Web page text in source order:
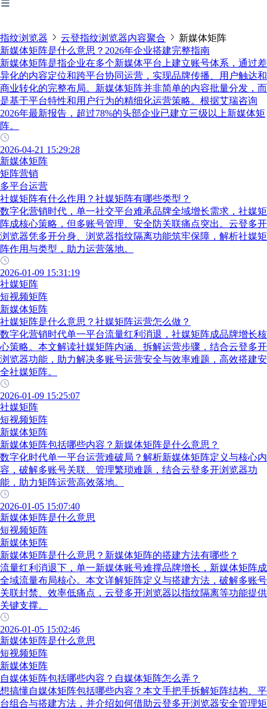
指纹浏览器 云登指纹浏览器内容聚合
新媒体矩阵
新媒体矩阵是什么意思？2026年企业搭建完整指南
新媒体矩阵是指企业在多个新媒体平台上建立账号体系，通过差
异化的内容定位和跨平台协同运营，实现品牌传播、用户触达和
商业转化的完整布局。新媒体矩阵并非简单的内容批量分发，而
是基于平台特性和用户行为的精细化运营策略。根据艾瑞咨询
2026年最新报告，超过78%的头部企业已建立三级以上新媒体矩
阵。
2026-04-21 15:29:28
新媒体矩阵
矩阵营销
多平台运营
社媒矩阵有什么作用？社媒矩阵有哪些类型？
数字化营销时代，单一社交平台难承品牌全域增长需求，社媒矩
阵成核心策略，但多账号管理、安全防关联痛点突出。云登多开
浏览器凭多开分身、浏览器指纹隔离功能筑牢保障，解析社媒矩
阵作用与类型，助力运营落地。
2026-01-09 15:31:19
社媒矩阵
短视频矩阵
新媒体矩阵
社媒矩阵是什么意思？社媒矩阵运营怎么做？
数字化营销时代单一平台流量红利消退，社媒矩阵成品牌增长核
心策略。本文解读社媒矩阵内涵、拆解运营步骤，结合云登多开
浏览器功能，助力解决多账号运营安全与效率难题，高效搭建安
全社媒矩阵。
2026-01-09 15:25:07
社媒矩阵
短视频矩阵
新媒体矩阵
新媒体矩阵包括哪些内容？新媒体矩阵是什么意思？
数字化时代单一平台运营难破局？解析新媒体矩阵定义与核心内
容，破解多账号关联、管理繁琐难题，结合云登多开浏览器功
能，助力矩阵运营高效落地。
2026-01-05 15:07:40
新媒体矩阵是什么意思
短视频矩阵
新媒体矩阵
新媒体矩阵是什么意思？新媒体矩阵的搭建方法有哪些？
流量红利消退下，单一新媒体账号难撑品牌增长，新媒体矩阵成
全域流量布局核心。本文详解矩阵定义与搭建方法，破解多账号
关联封禁、效率低痛点，云登多开浏览器以指纹隔离等功能提供
关键支撑。
2026-01-05 15:02:46
新媒体矩阵是什么意思
短视频矩阵
新媒体矩阵
自媒体矩阵包括哪些内容？自媒体矩阵怎么弄？
想搞懂自媒体矩阵包括哪些内容？本文手把手拆解矩阵结构、平
台组合与搭建方法，并介绍如何借助云登多开浏览器安全管理矩